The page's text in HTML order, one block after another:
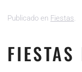
Publicado en Fiestas.
FIESTAS